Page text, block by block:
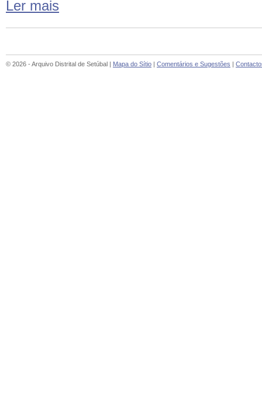
Ler mais
© 2026 - Arquivo Distrital de Setúbal | Mapa do Sítio | Comentários e Sugestões |